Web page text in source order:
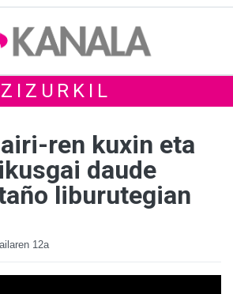
ZIZURKIL
ren kuxin eta
daude
liburutegian
12a